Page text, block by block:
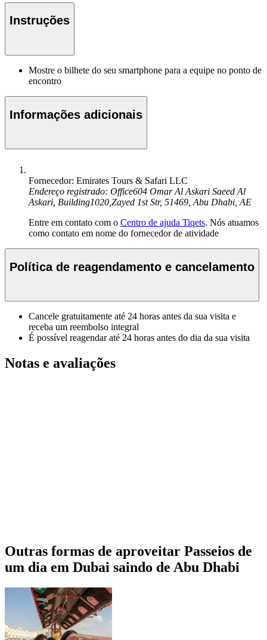
Instruções
Mostre o bilhete do seu smartphone para a equipe no ponto de
encontro
Informações adicionais
Fornecedor: Emirates Tours & Safari LLC
Endereço registrado: Office604 Omar Al Askari Saeed Al
Askari, Building1020,Zayed 1st Str, 51469, Abu Dhabi, AE
Entre em contato com o Centro de ajuda Tiqets. Nós atuamos
como contato em nome do fornecedor de atividade
Política de reagendamento e cancelamento
Cancele gratuitamente até 24 horas antes da sua visita e
receba um reembolso integral
É possível reagendar até 24 horas antes do dia da sua visita
Notas e avaliações
Outras formas de aproveitar Passeios de
um dia em Dubai saindo de Abu Dhabi